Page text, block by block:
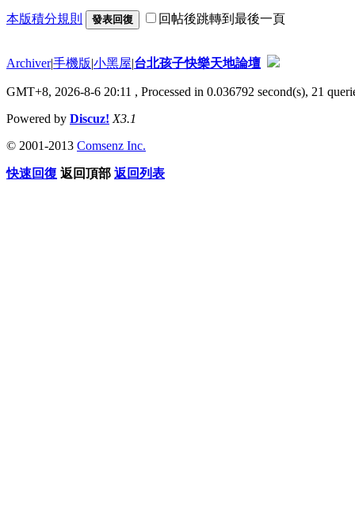
本版積分規則 發表回復 回帖後跳轉到最後一頁
Archiver|手機版|小黑屋|台北孩子快樂天地論壇
GMT+8, 2026-8-6 20:11 , Processed in 0.036792 second(s), 21
Powered by Discuz! X3.1
© 2001-2013 Comsenz Inc.
快速回復 返回頂部 返回列表